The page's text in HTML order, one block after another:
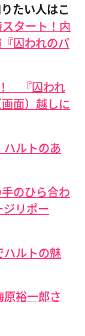
たい人はこ
タート！内
囚われのパ
『囚われ
面）越しに
ルトのあ
のひら合わ
リポー
ハルトの魅
原裕一郎さ